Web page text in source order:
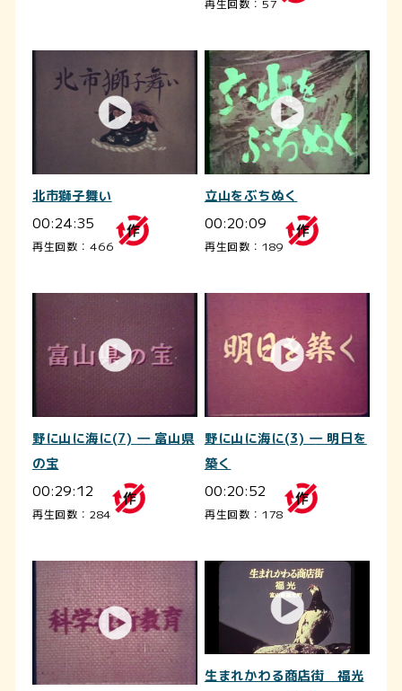
北市獅子舞い
00:24:35
再生回数：466
立山をぶちぬく
00:20:09
再生回数：189
野に山に海に(7) ― 富山県
の宝
00:29:12
再生回数：284
野に山に海に(3) ― 明日を
築く
00:20:52
再生回数：178
生まれかわる商店街 福光